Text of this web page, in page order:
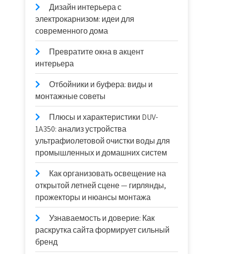
Дизайн интерьера с
электрокарнизом: идеи для
современного дома
Превратите окна в акцент
интерьера
Отбойники и буфера: виды и
монтажные советы
Плюсы и характеристики DUV-
1A350: анализ устройства
ультрафиолетовой очистки воды для
промышленных и домашних систем
Как организовать освещение на
открытой летней сцене — гирлянды,
прожекторы и нюансы монтажа
Узнаваемость и доверие: Как
раскрутка сайта формирует сильный
бренд